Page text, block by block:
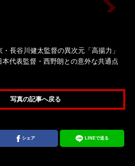
・長谷川健太監督の異次元「高揚力」
本代表監督・西野朗との意外な共通点
写真の記事へ戻る
シェア LINEで送る